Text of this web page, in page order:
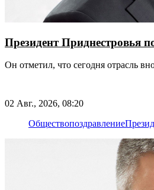
Президент Приднестровья
Он отметил, что сегодня отрасль
02 Авг., 2026, 08:20
Обществопоздравление